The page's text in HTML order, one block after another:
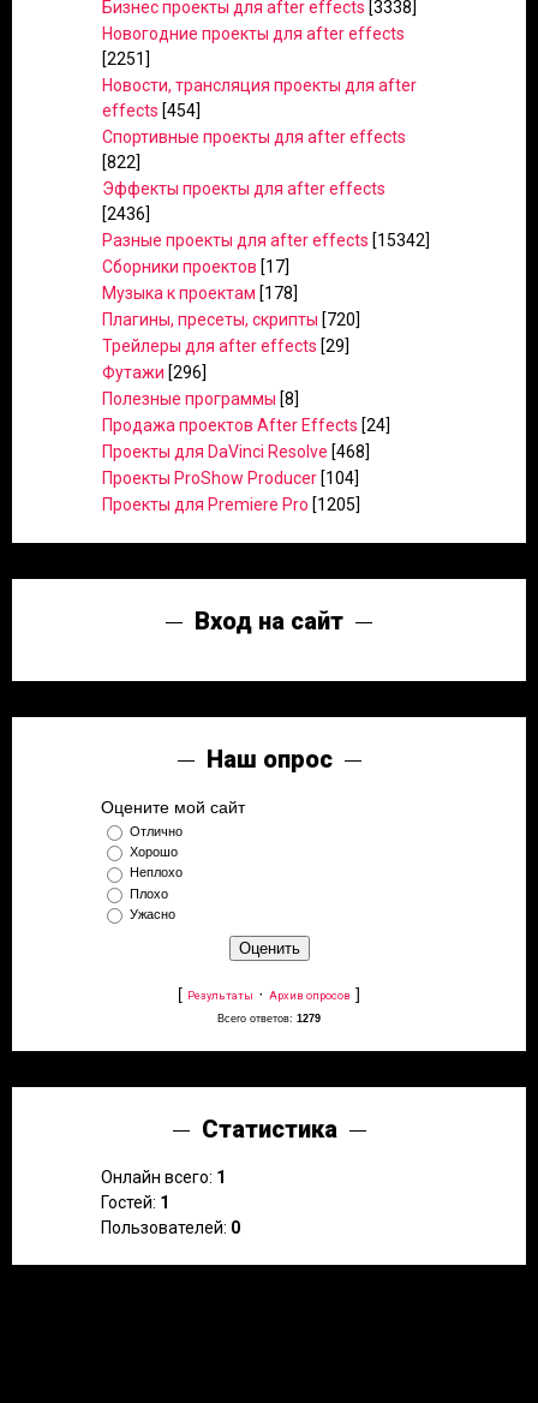
Бизнес проекты для after effects [3338]
Новогодние проекты для after effects
[2251]
Новости, трансляция проекты для after
effects [454]
Спортивные проекты для after effects
[822]
Эффекты проекты для after effects
[2436]
Разные проекты для after effects [15342]
Сборники проектов [17]
Музыка к проектам [178]
Плагины, пресеты, скрипты [720]
Трейлеры для after effects [29]
Футажи [296]
Полезные программы [8]
Продажа проектов After Effects [24]
Проекты для DaVinci Resolve [468]
Проекты ProShow Producer [104]
Проекты для Premiere Pro [1205]
Вход на сайт
Наш опрос
Оцените мой сайт
Отлично
Хорошо
Неплохо
Плохо
Ужасно
[ Результаты · Архив опросов ]
Всего ответов: 1279
Статистика
Онлайн всего: 1
Гостей: 1
Пользователей: 0